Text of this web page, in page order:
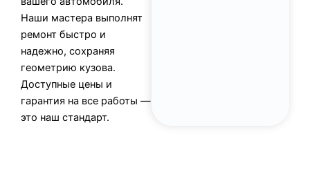
Наши мастера выполнят
ремонт быстро и
надежно, сохраняя
геометрию кузова.
Доступные цены и
гарантия на все работы —
это наш стандарт.